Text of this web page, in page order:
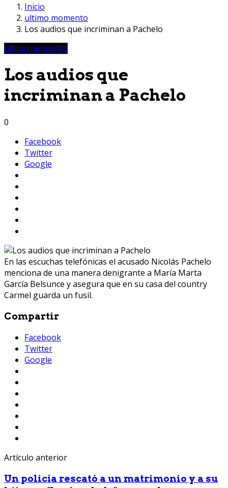
Inicio
ultimo momento
Los audios que incriminan a Pachelo
ultimo momento
Los audios que
incriminan a Pachelo
0
Facebook
Twitter
Google
En las escuchas telefónicas el acusado Nicolás Pachelo
menciona de una manera denigrante a María Marta
García Belsunce y asegura que en su casa del country
Carmel guarda un fusil.
Compartir
Facebook
Twitter
Google
Artículo anterior
Un policía rescató a un matrimonio y a su